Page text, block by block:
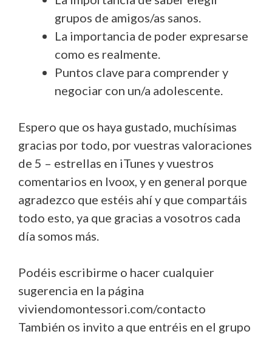
grupos de amigos/as sanos.
La importancia de poder expresarse
como es realmente.
Puntos clave para comprender y
negociar con un/a adolescente.
Espero que os haya gustado, muchísimas
gracias por todo, por vuestras valoraciones
de 5 – estrellas en iTunes y vuestros
comentarios en Ivoox, y en general porque
agradezco que estéis ahí y que compartáis
todo esto, ya que gracias a vosotros cada
día somos más.
Podéis escribirme o hacer cualquier
sugerencia en la página
viviendomontessori.com/contacto
También os invito a que entréis en el grupo